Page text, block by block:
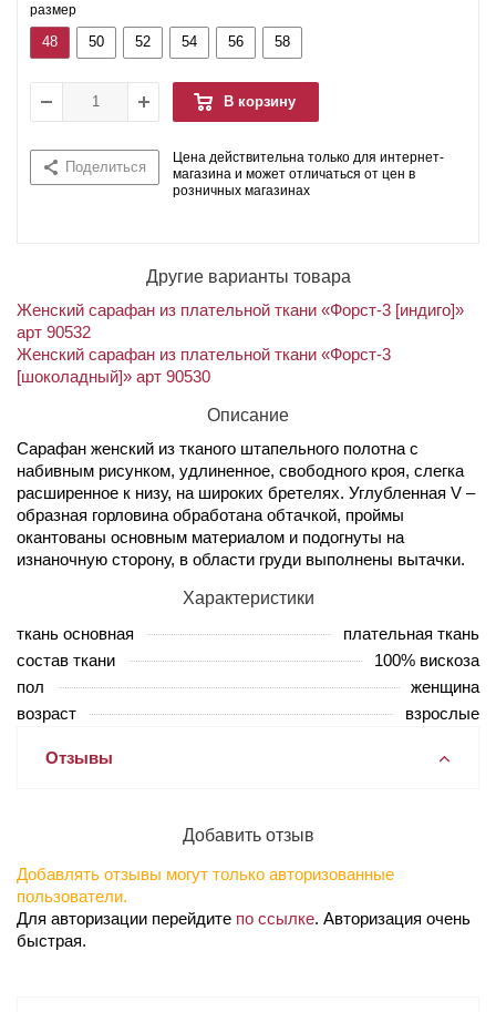
размер
48 50 52 54 56 58
В корзину
Поделиться
Цена действительна только для интернет-
магазина и может отличаться от цен в
розничных магазинах
Другие варианты товара
Женский сарафан из плательной ткани «Форст-3 [индиго]»
арт 90532
Женский сарафан из плательной ткани «Форст-3
[шоколадный]» арт 90530
Описание
Сарафан женский из тканого штапельного полотна с
набивным рисунком, удлиненное, свободного кроя, слегка
расширенное к низу, на широких бретелях. Углубленная V –
образная горловина обработана обтачкой, проймы
окантованы основным материалом и подогнуты на
изнаночную сторону, в области груди выполнены вытачки.
Характеристики
ткань основная
плательная ткань
состав ткани
100% вискоза
пол
женщина
возраст
взрослые
Отзывы
Добавить отзыв
Добавлять отзывы могут только авторизованные
пользователи.
Для авторизации перейдите по ссылке. Авторизация очень
быстрая.